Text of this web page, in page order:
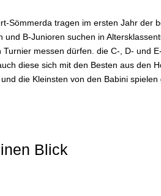
Sömmerda tragen im ersten Jahr der
und B-Junioren suchen in
messen dürfen. die C-, D- und
diese sich mit den Besten aus den
die Kleinsten von den Babini
Blick